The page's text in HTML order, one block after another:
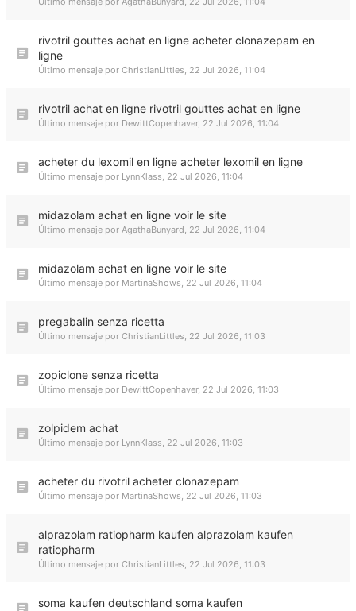
rivotril gouttes achat en ligne acheter clonazepam en
ligne
Último mensaje por ChristianLittles, 22 Jul 2026, 11:04
rivotril achat en ligne rivotril gouttes achat en ligne
Último mensaje por DewittCopenhaver, 22 Jul 2026, 11:04
acheter du lexomil en ligne acheter lexomil en ligne
Último mensaje por LynnKlass, 22 Jul 2026, 11:04
midazolam achat en ligne voir le site
Último mensaje por AgathaBunyard, 22 Jul 2026, 11:04
midazolam achat en ligne voir le site
Último mensaje por MartinaShows, 22 Jul 2026, 11:04
pregabalin senza ricetta
Último mensaje por ChristianLittles, 22 Jul 2026, 11:03
zopiclone senza ricetta
Último mensaje por DewittCopenhaver, 22 Jul 2026, 11:03
zolpidem achat
Último mensaje por LynnKlass, 22 Jul 2026, 11:03
acheter du rivotril acheter clonazepam
Último mensaje por MartinaShows, 22 Jul 2026, 11:03
alprazolam ratiopharm kaufen alprazolam kaufen
ratiopharm
Último mensaje por ChristianLittles, 22 Jul 2026, 11:03
soma kaufen deutschland soma kaufen